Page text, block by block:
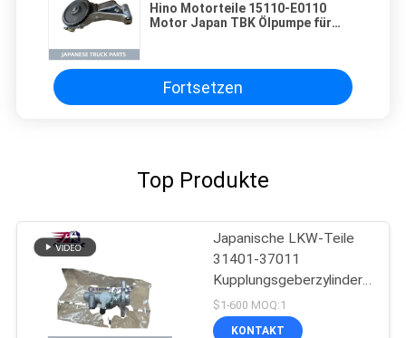
Hino Motorteile 15110-E0110
Motor Japan TBK Ölpumpe für
Fortsetzen
Top Produkte
Japanische LKW-Teile
31401-37011
Kupplungsgeberzylinder
für HINO 300 N04C
$1-600 MOQ:1
KONTAKT